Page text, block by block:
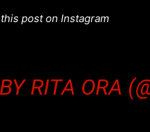
post on Instagram
RITA ORA